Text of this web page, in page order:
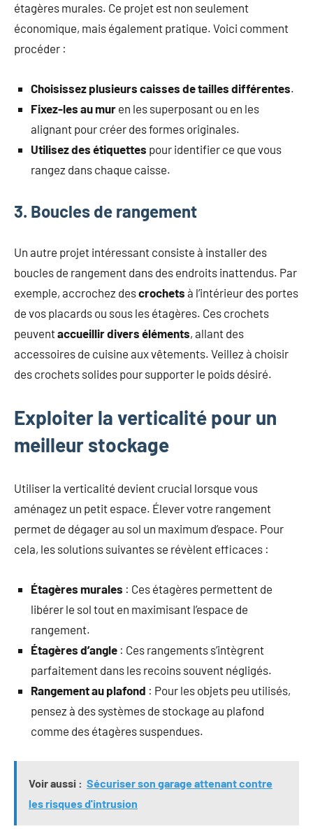
étagères murales. Ce projet est non seulement
économique, mais également pratique. Voici comment
procéder :
Choisissez plusieurs caisses de tailles différentes.
Fixez-les au mur en les superposant ou en les
alignant pour créer des formes originales.
Utilisez des étiquettes pour identifier ce que vous
rangez dans chaque caisse.
3. Boucles de rangement
Un autre projet intéressant consiste à installer des
boucles de rangement dans des endroits inattendus. Par
exemple, accrochez descrochets à l’intérieur des portes
de vos placards ou sous les étagères. Ces crochets
peuventaccueillir divers éléments, allant des
accessoires de cuisine aux vêtements. Veillez à choisir
des crochets solides pour supporter le poids désiré.
Exploiter la verticalité pour un
meilleur stockage
Utiliser la verticalité devient crucial lorsque vous
aménagez un petit espace. Élever votre rangement
permet de dégager au sol un maximum d’espace. Pour
cela, les solutions suivantes se révèlent efficaces :
Étagères murales : Ces étagères permettent de
libérer le sol tout en maximisant l’espace de
rangement.
Étagères d’angle : Ces rangements s’intègrent
parfaitement dans les recoins souvent négligés.
Rangement au plafond : Pour les objets peu utilisés,
pensez à des systèmes de stockage au plafond
comme des étagères suspendues.
Voir aussi : Sécuriser son garage attenant contre
les risques d'intrusion